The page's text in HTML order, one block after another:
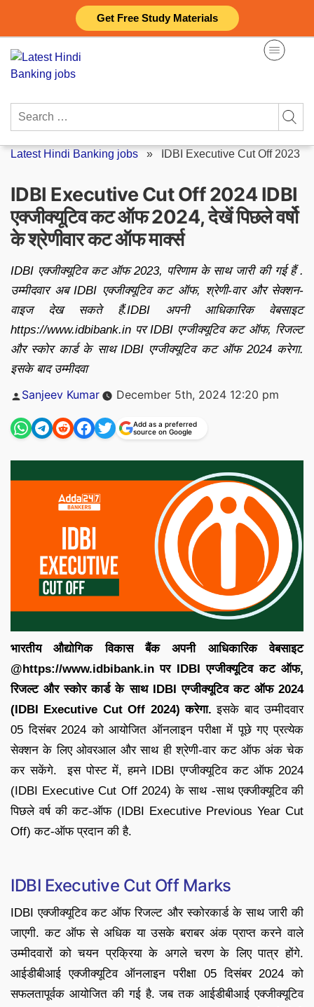
Get Free Study Materials
content
Search
Latest Hindi Banking jobs » IDBI Executive Cut Off 2023
IDBI Executive Cut Off 2024 IDBI
एक्जीक्यूटिव कट ऑफ 2024, देखें पिछले वर्षो
के श्रेणीवार कट ऑफ मार्क्स
IDBI एक्जीक्यूटिव कट ऑफ 2023, परिणाम के साथ जारी की गई हैं .
उम्मीदवार अब IDBI एक्जीक्यूटिव कट ऑफ, श्रेणी-वार और सेक्शन-
वाइज देख सकते हैं.IDBI अपनी आधिकारिक वेबसाइट
https://www.idbibank.in पर IDBI एग्जीक्यूटिव कट ऑफ, रिजल्ट
और स्कोर कार्ड के साथ IDBI एग्जीक्यूटिव कट ऑफ 2024 करेगा.
इसके बाद उम्मीदवा
Posted
Sanjeev Kumar December 5th, 2024 12:20 pm
Add as a preferred
source on Google
भारतीय औद्योगिक विकास बैंक अपनी आधिकारिक वेबसाइट
@https://www.idbibank.in पर IDBI एग्जीक्यूटिव कट ऑफ,
रिजल्ट और स्कोर कार्ड के साथ IDBI एग्जीक्यूटिव कट ऑफ 2024
(IDBI Executive Cut Off 2024) करेगा. इसके बाद उम्मीदवार
05 दिसंबर 2024 को आयोजित ऑनलाइन परीक्षा में पूछे गए प्रत्येक
सेक्शन के लिए ओवरआल और साथ ही श्रेणी-वार कट ऑफ अंक चेक
कर सकेंगे. इस पोस्ट में, हमने IDBI एग्जीक्यूटिव कट ऑफ 2024
(IDBI Executive Cut Off 2024) के साथ -साथ एक्जीक्यूटिव की
पिछले वर्ष की कट-ऑफ (IDBI Executive Previous Year Cut
Off) कट-ऑफ प्रदान की है.
IDBI Executive Cut Off Marks
IDBI एक्जीक्यूटिव कट ऑफ रिजल्ट और स्कोरकार्ड के साथ जारी की
जाएगी. कट ऑफ से अधिक या उसके बराबर अंक प्राप्त करने वाले
उम्मीदवारों को चयन प्रक्रिया के अगले चरण के लिए पात्र होंगे.
आईडीबीआई एक्जीक्यूटिव ऑनलाइन परीक्षा 05 दिसंबर 2024 को
सफलतापूर्वक आयोजित की गई है. जब तक आईडीबीआई एक्जीक्यूटिव